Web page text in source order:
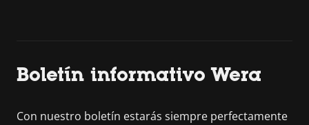
Boletín informativo Wera
Con nuestro boletín estarás siempre perfectamente